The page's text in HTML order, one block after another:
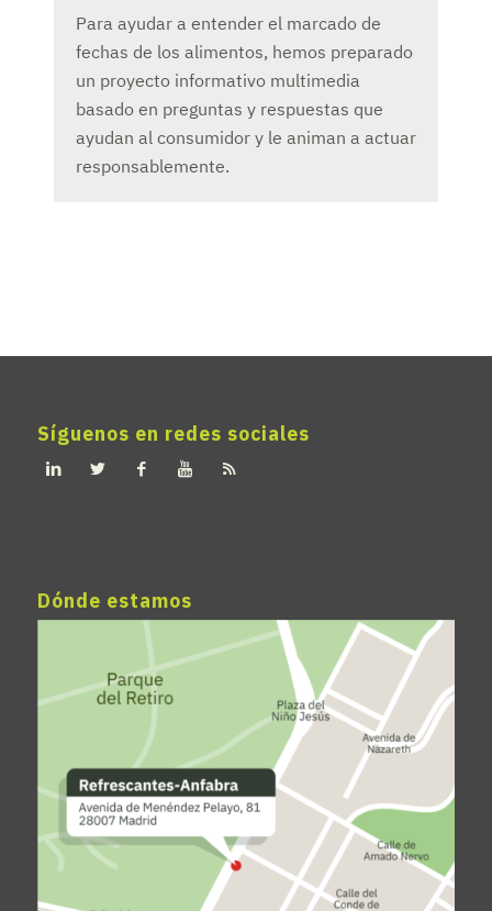
Para ayudar a entender el marcado de
fechas de los alimentos, hemos preparado
un proyecto informativo multimedia
basado en preguntas y respuestas que
ayudan al consumidor y le animan a actuar
responsablemente.
Síguenos en redes sociales
Dónde estamos